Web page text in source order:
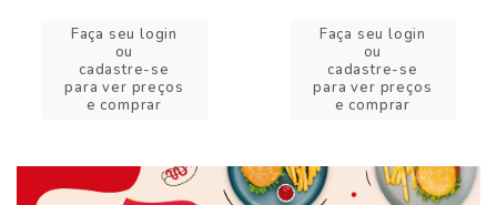
Faça seu login
ou
cadastre-se
para ver preços
e comprar
Faça seu login
ou
cadastre-se
para ver preços
e comprar